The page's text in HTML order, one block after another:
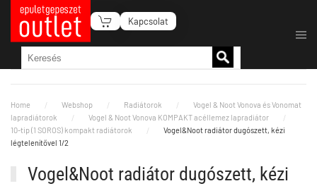
Fő tartalom átugrása
Kapcsolat
Home Webshop Radiátorok
Vogel & Noot Vonova és Vonomat
lapradiátorok
Vogel & Noot Vonova KOMPAKT acéllemez lapradiátor
10-tip (1 SOROS) kompakt radiátorok
Vogel&Noot radiátor dugószett, kézi
légtelenítővel 1/2
Vogel&Noot radiátor dugószett, kézi